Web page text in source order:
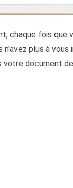
chaque fois que
n'avez plus à vous
votre document